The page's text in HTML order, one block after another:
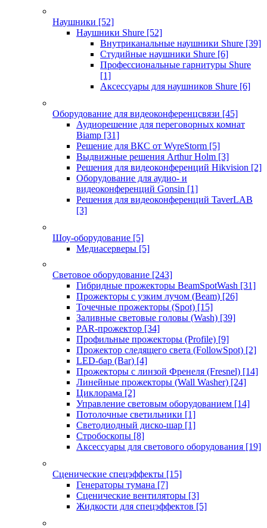
Наушники [52]
Наушники Shure [52]
Внутриканальные наушники Shure [39]
Студийные наушники Shure [6]
Профессиональные гарнитуры Shure
[1]
Аксессуары для наушников Shure [6]
Оборудование для видеоконференцсвязи [45]
Аудиорешение для переговорных комнат
Biamp [31]
Решение для ВКС от WyreStorm [5]
Выдвижные решения Arthur Holm [3]
Решения для видеоконференций Hikvision [2]
Оборудование для аудио- и
видеоконференций Gonsin [1]
Решения для видеоконференций TaverLAB
[3]
Шоу-оборудование [5]
Медиасерверы [5]
Световое оборудование [243]
Гибридные прожекторы BeamSpotWash [31]
Прожекторы с узким лучом (Beam) [26]
Точечные прожекторы (Spot) [15]
Заливные световые головы (Wash) [39]
PAR-прожектор [34]
Профильные прожекторы (Profile) [9]
Прожектор следящего света (FollowSpot) [2]
LED-бар (Bar) [4]
Прожекторы с линзой Френеля (Fresnel) [14]
Линейные прожекторы (Wall Washer) [24]
Циклорама [2]
Управление световым оборудованием [14]
Потолочные светильники [1]
Светодиодный диско-шар [1]
Стробоскопы [8]
Аксессуары для светового оборудования [19]
Сценические спецэффекты [15]
Генераторы тумана [7]
Сценические вентиляторы [3]
Жидкости для спецэффектов [5]